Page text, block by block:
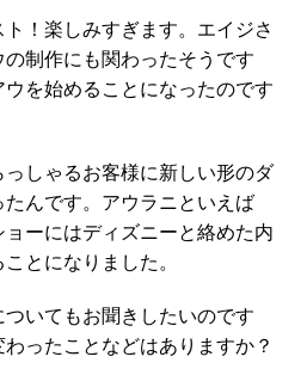
！楽しみすぎます。エイジさ
制作にも関わったそうです
を始めることになったのです
っしゃるお客様に新しい形のダ
んです。アウラニといえば
ーにはディズニーと絡めた内
とになりました。
ついてもお聞きしたいのです
ったことなどはありますか？